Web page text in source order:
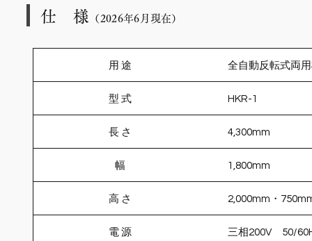
仕 様 （2026年6 月現在）
用 途 全自動反転式両
型 式 HKR-1
長 さ 4,300mm
幅 1,800mm
高 さ 2,000mm・
電 源 三相200V 50/